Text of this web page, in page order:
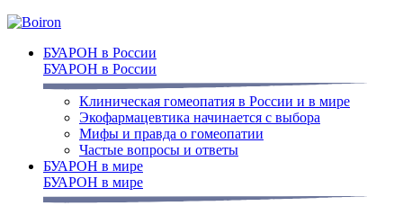
БУАРОН в России
БУАРОН в России
Клиническая гомеопатия в России и в мире
Экофармацевтика начинается с выбора
Мифы и правда о гомеопатии
Частые вопросы и ответы
БУАРОН в мире
БУАРОН в мире